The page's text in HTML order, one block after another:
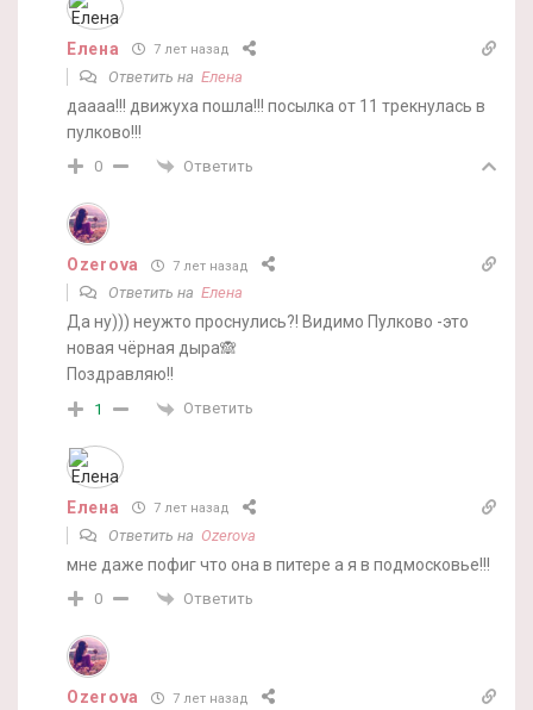
Елена 7 лет назад
Ответить на Елена
даааа!!! движуха пошла!!! посылка от 11 трекнулась в
пулково!!!
0 Ответить
Ozerova 7 лет назад
Ответить на Елена
Да ну))) неужто проснулись?! Видимо Пулково -это
новая чёрная дыра🙈
Поздравляю!!
1 Ответить
Елена 7 лет назад
Ответить на Ozerova
мне даже пофиг что она в питере а я в подмосковье!!!
0 Ответить
Ozerova 7 лет назад